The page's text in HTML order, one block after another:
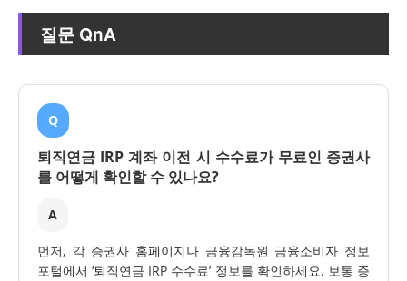
질문 QnA
Q
퇴직연금 IRP 계좌 이전 시 수수료가 무료인 증권사
를 어떻게 확인할 수 있나요?
A
먼저, 각 증권사 홈페이지나 금융감독원 금융소비자 정보
포털에서 ‘퇴직연금 IRP 수수료’ 정보를 확인하세요. 보통 증